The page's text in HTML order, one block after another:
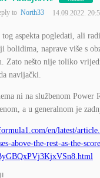
to North33 14.09.2022.
tog aspekta pogledati, ali
bolidima, naprave više s
Zato nešto nije toliko
navijački.
ni na službenom Power
a u generalnom je
en/latest/
above-the-rest-as-the-